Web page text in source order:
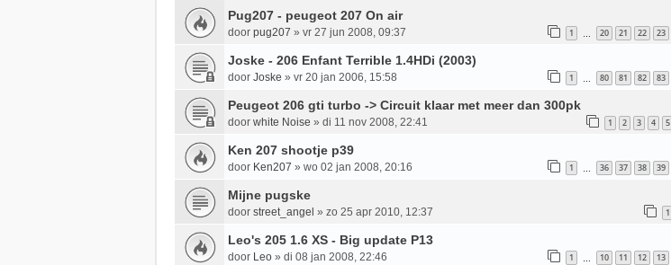
Pug207 - peugeot 207 On air
door pug207 » vr 27 jun 2008, 09:37 1 … 20 21 22 23
Joske - 206 Enfant Terrible 1.4HDi (2003)
door Joske » vr 20 jan 2006, 15:58 1 … 80 81 82 83
Peugeot 206 gti turbo -> Circuit klaar met meer dan 300pk
door white Noise » di 11 nov 2008, 22:41 1 2 3 4 5
Ken 207 shootje p39
door Ken207 » wo 02 jan 2008, 20:16 1 … 36 37 38 39
Mijne pugske
door street_angel » zo 25 apr 2010, 12:37 1
Leo's 205 1.6 XS - Big update P13
door Leo » di 08 jan 2008, 22:46 1 … 10 11 12 13